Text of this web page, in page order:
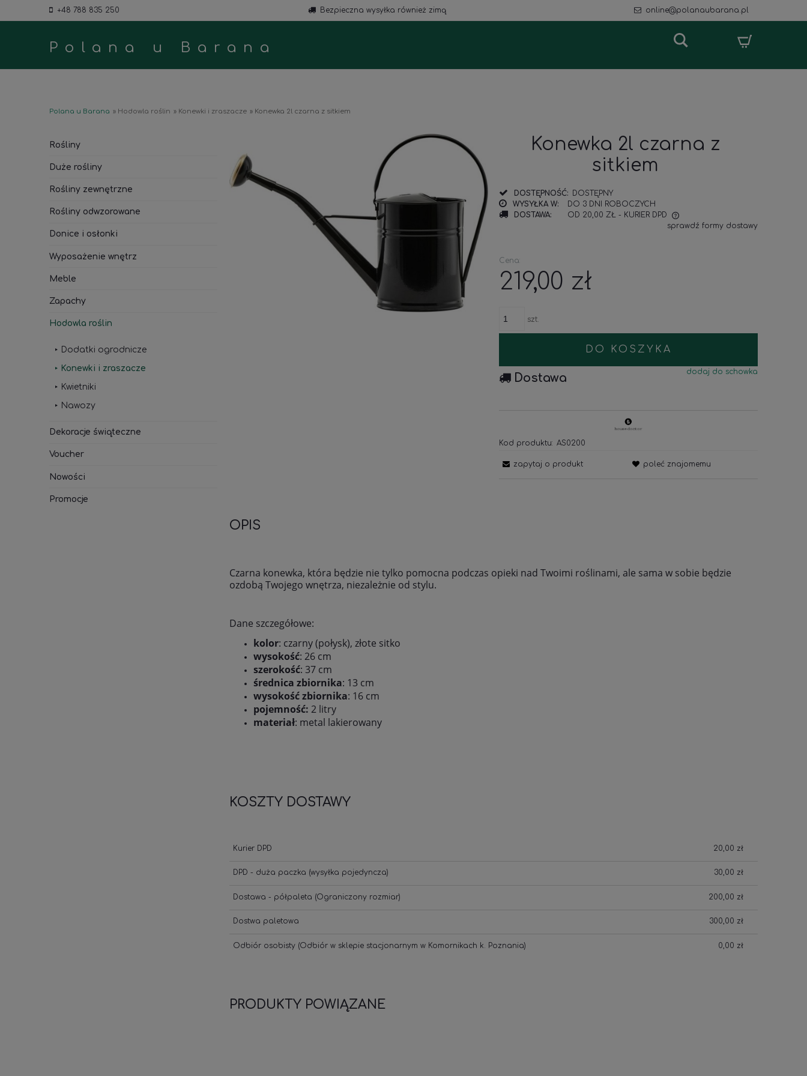
+48 788 835 250 Bezpieczna wysyłka również zimą online@polanaubarana.pl
Polana u Barana
Polana u Barana » Hodowla roślin » Konewki i zraszacze » Konewka 2l czarna z sitkiem
Rośliny
Duże rośliny
Rośliny zewnętrzne
Rośliny odwzorowane
Donice i osłonki
Wyposażenie wnętrz
Meble
Zapachy
Hodowla roślin
Dodatki ogrodnicze
Konewki i zraszacze
Kwietniki
Nawozy
Dekoracje świąteczne
Voucher
Nowości
Promocje
Konewka 2l czarna z
sitkiem
DOSTĘPNOŚĆ:
DOSTĘPNY
WYSYŁKA W:
DO 3 DNI ROBOCZYCH
DOSTAWA:
OD 20,00 ZŁ - KURIER DPD
sprawdź formy dostawy
Cena:
219,00 zł
szt.
DO KOSZYKA
dodaj do schowka
Dostawa
Kod produktu: AS0200
zapytaj o produkt poleć znajomemu
OPIS
Czarna konewka, która będzie nie tylko pomocna podczas opieki nad Twoimi roślinami, ale sama w sobie będzie
ozdobą Twojego wnętrza, niezależnie od stylu.
Dane szczegółowe:
kolor: czarny (połysk), złote sitko
wysokość: 26 cm
szerokość: 37 cm
średnica zbiornika: 13 cm
wysokość zbiornika: 16 cm
pojemność: 2 litry
materiał: metal lakierowany
KOSZTY DOSTAWY
Kurier DPD 20,00 zł
DPD - duża paczka (wysyłka pojedyncza) 30,00 zł
Dostawa - półpaleta (Ograniczony rozmiar) 200,00 zł
Dostwa paletowa 300,00 zł
Odbiór osobisty (Odbiór w sklepie stacjonarnym w Komornikach k. Poznania) 0,00 zł
PRODUKTY POWIĄZANE